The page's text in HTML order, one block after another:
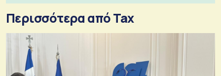
Περισσότερα από Tax